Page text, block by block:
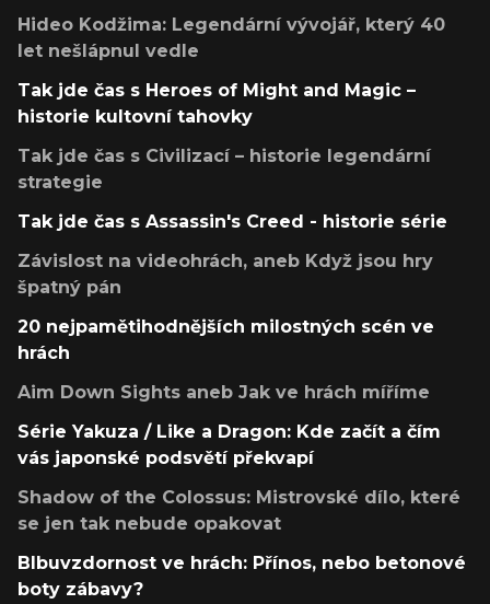
Hideo Kodžima: Legendární vývojář, který 40
let nešlápnul vedle
Tak jde čas s Heroes of Might and Magic –
historie kultovní tahovky
Tak jde čas s Civilizací – historie legendární
strategie
Tak jde čas s Assassin's Creed - historie série
Závislost na videohrách, aneb Když jsou hry
špatný pán
20 nejpamětihodnějších milostných scén ve
hrách
Aim Down Sights aneb Jak ve hrách míříme
Série Yakuza / Like a Dragon: Kde začít a čím
vás japonské podsvětí překvapí
Shadow of the Colossus: Mistrovské dílo, které
se jen tak nebude opakovat
Blbuvzdornost ve hrách: Přínos, nebo betonové
boty zábavy?